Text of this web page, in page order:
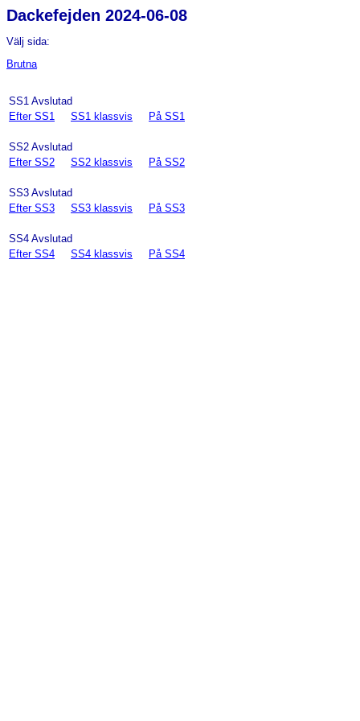
Dackefejden 2024-06-08
Välj sida:
Brutna
SS1 Avslutad
Efter SS1
SS1 klassvis På SS1
SS2 Avslutad
Efter SS2
SS2 klassvis På SS2
SS3 Avslutad
Efter SS3
SS3 klassvis På SS3
SS4 Avslutad
Efter SS4
SS4 klassvis På SS4